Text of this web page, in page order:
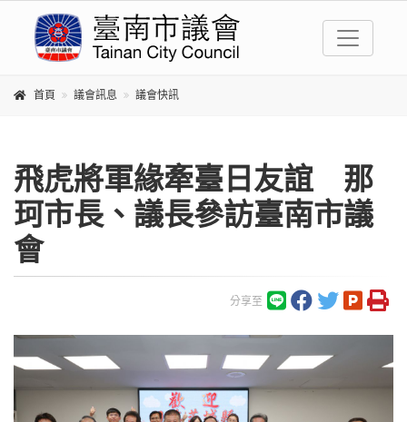
首頁 議會訊息 議會快訊
飛虎將軍緣牽臺日友誼 那
珂市長、議長參訪臺南市議
會
分享至